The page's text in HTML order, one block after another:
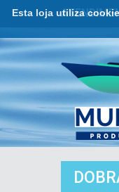
Esta loja utiliza